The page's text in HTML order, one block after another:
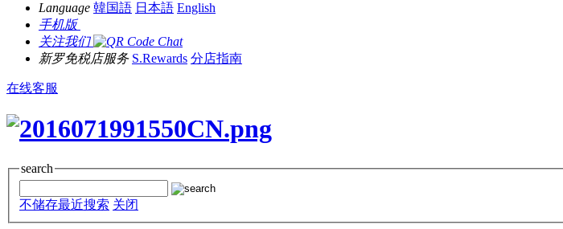
Language 韓国語 日本語 English
手机版
关注我们
新罗免税店服务 S.Rewards 分店指南
在线客服
search
不储存最近搜索 关闭